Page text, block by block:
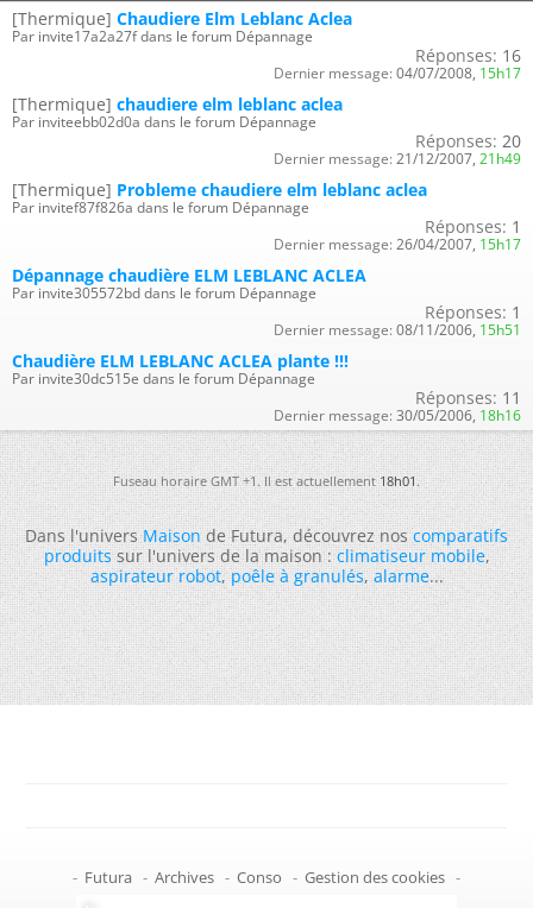
[Thermique] Chaudiere Elm Leblanc Aclea
Par invite17a2a27f dans le forum Dépannage
Réponses: 16
Dernier message: 04/07/2008, 15h17
[Thermique] chaudiere elm leblanc aclea
Par inviteebb02d0a dans le forum Dépannage
Réponses: 20
Dernier message: 21/12/2007, 21h49
[Thermique] Probleme chaudiere elm leblanc aclea
Par invitef87f826a dans le forum Dépannage
Réponses: 1
Dernier message: 26/04/2007, 15h17
Dépannage chaudière ELM LEBLANC ACLEA
Par invite305572bd dans le forum Dépannage
Réponses: 1
Dernier message: 08/11/2006, 15h51
Chaudière ELM LEBLANC ACLEA plante !!!
Par invite30dc515e dans le forum Dépannage
Réponses: 11
Dernier message: 30/05/2006, 18h16
Fuseau horaire GMT +1. Il est actuellement18h01.
Dans l'universMaisonde Futura, découvrez noscomparatifs
produitssur l'univers de la maison :climatiseur mobile,
aspirateur robot,poêle à granulés,alarme...
- Futura - Archives - Conso - Gestion des cookies -